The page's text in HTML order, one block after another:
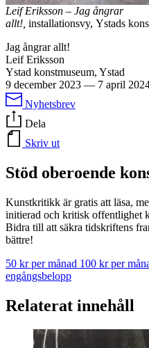
Leif Eriksson – Jag ångrar
allt!, installationsvy, Ystads
Jag ångrar allt!
Leif Eriksson
Ystad konstmuseum, Ystad
9 december 2023 — 7 april
Nyhetsbrev
Dela
Skriv ut
Stöd oberoende
Kunstkritikk är gratis att läsa,
initierad och kritisk offentlighet
Bidra till att säkra tidskriftens
bättre!
50 kr per månad 100 kr per
engångsbelopp
Relaterat innehåll